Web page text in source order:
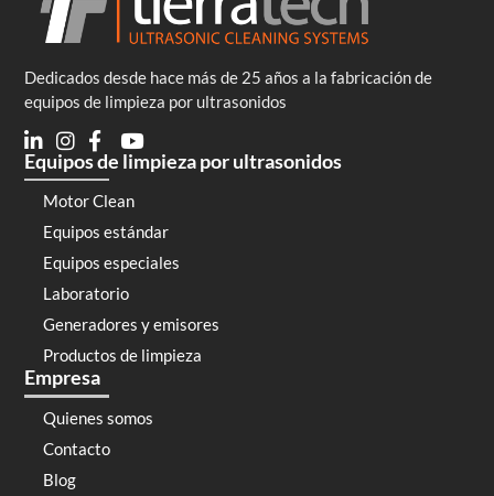
Dedicados desde hace más de 25 años a la fabricación de
equipos de limpieza por ultrasonidos
Equipos de limpieza por ultrasonidos
Motor Clean
Equipos estándar
Equipos especiales
Laboratorio
Generadores y emisores
Productos de limpieza
Empresa
Quienes somos
Contacto
Blog